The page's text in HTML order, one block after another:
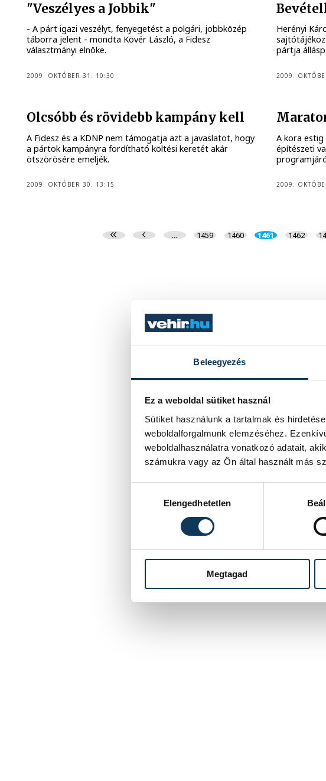
Beleegyezés
Ez a weboldal sütiket használ
Sütiket használunk a tartalmak és
weboldalforgalmunk elemzéséhez.
weboldalhasználatra vonatkozó adatait,
számukra vagy az Ön által használt más
Elengedhetetlen
Megtagad
"Veszélyes a Jobbik"
- A párt igazi veszélyt, fenyegetést a polgári, jobbközép
táborra jelent - mondta Kövér László, a Fidesz
választmányi elnöke.
2009. OKTÓBER 31. 10:30
Herényi
pártja
2009.
Olcsóbb és rövidebb kampány kell
A Fidesz és a KDNP nem támogatja azt a javaslatot, hogy
a pártok kampányra fordítható költési keretét akár
ötszörösére emeljék.
2009. OKTÓBER 30. 13:15
A kora
építészeti
2009.
... 1459 1460 1461 1462